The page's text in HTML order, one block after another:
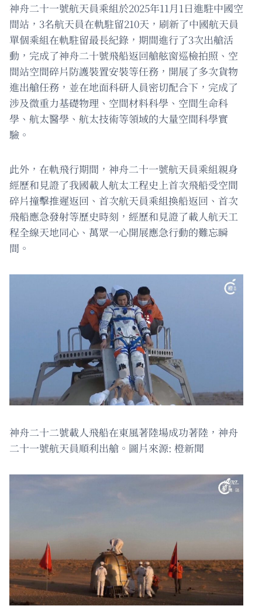
神舟二十一號航天員乘組於2025年11月1日進駐中國空
間站，3名航天員在軌駐留210天，刷新了中國航天員
單個乘組在軌駐留最長紀錄，期間進行了3次出艙活
動，完成了神舟二十號飛船返回艙舷窗巡檢拍照、空
間站空間碎片防護裝置安裝等任務，開展了多次貨物
進出艙任務，並在地面科研人員密切配合下，完成了
涉及微重力基礎物理、空間材料科學、空間生命科
學、航太醫學、航太技術等領域的大量空間科學實
驗。
此外，在軌飛行期間，神舟二十一號航天員乘組親身
經歷和見證了我國載人航太工程史上首次飛船受空間
碎片撞擊推遲返回、首次航天員乘組換船返回、首次
飛船應急發射等歷史時刻，經歷和見證了載人航天工
程全線天地同心、萬眾一心開展應急行動的難忘瞬
間。
神舟二十二號載人飛船在東風著陸場成功著陸，神舟
二十一號航天員順利出艙。圖片來源: 橙新聞